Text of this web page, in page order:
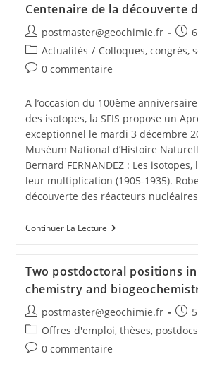
Centenaire de la découverte
postmaster@geochimie.fr
Actualités / Colloques, congrès,
0 commentaire
A l’occasion du 100ème
des isotopes, la SFIS propose un
exceptionnel le mardi 3 décembre
Muséum National d’Histoire
Bernard FERNANDEZ : Les
leur multiplication (1905-1935).
découverte des réacteurs
Continuer La Lecture
Two postdoctoral positions
chemistry and
postmaster@geochimie.fr
Offres d'emploi, thèses, postdocs
0 commentaire